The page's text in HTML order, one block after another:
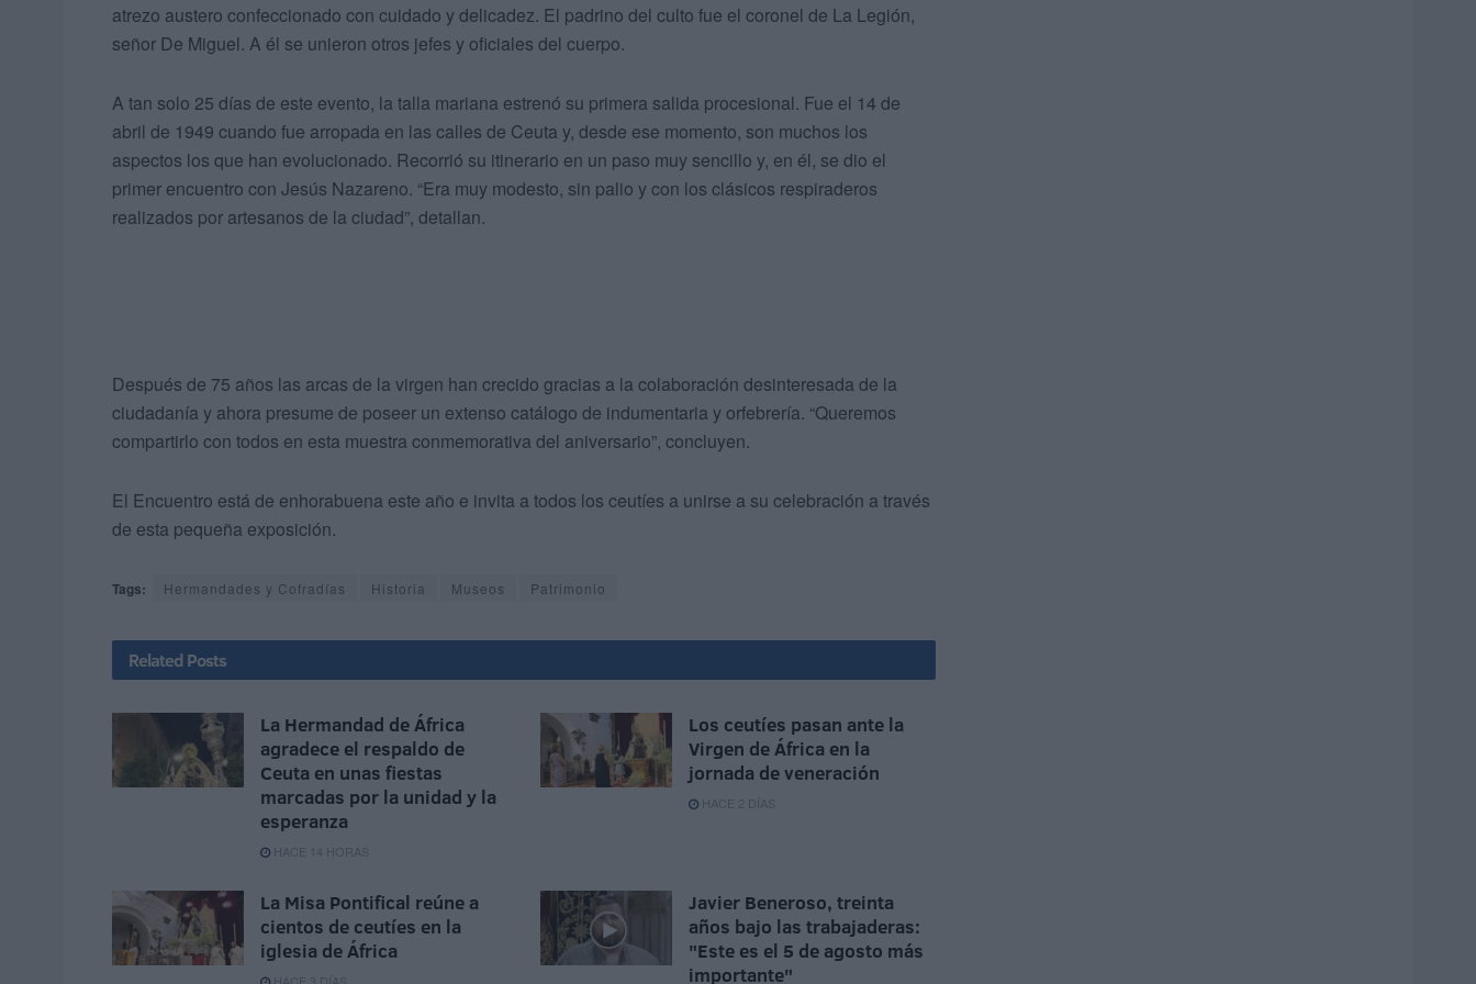
atrezo austero confeccionado con cuidado y delicadez. El padrino del culto fue el coronel de La Legión,
señor De Miguel. A él se unieron otros jefes y oficiales del cuerpo.
A tan solo 25 días de este evento, la talla mariana estrenó su primera salida procesional. Fue el 14 de
abril de 1949 cuando fue arropada en las calles de Ceuta y, desde ese momento, son muchos los
aspectos los que han evolucionado. Recorrió su itinerario en un paso muy sencillo y, en él, se dio el
primer encuentro con Jesús Nazareno. “Era muy modesto, sin palio y con los clásicos respiraderos
realizados por artesanos de la ciudad”, detallan.
Después de 75 años las arcas de la virgen han crecido gracias a la colaboración desinteresada de la
ciudadanía y ahora presume de poseer un extenso catálogo de indumentaria y orfebrería. “Queremos
compartirlo con todos en esta muestra conmemorativa del aniversario”, concluyen.
El Encuentro está de enhorabuena este año e invita a todos los ceutíes a unirse a su celebración a través
de esta pequeña exposición.
Tags: Hermandades y Cofradías Historia Museos Patrimonio
Related Posts
La Hermandad de África
agradece el respaldo de
Ceuta en unas fiestas
marcadas por la unidad y la
esperanza
HACE 14 HORAS
Los ceutíes pasan ante la
Virgen de África en la
jornada de veneración
HACE 2 DÍAS
La Misa Pontifical reúne a
cientos de ceutíes en la
iglesia de África
Javier Beneroso, treinta
años bajo las trabajaderas:
"Este es el 5 de agosto más
importante"